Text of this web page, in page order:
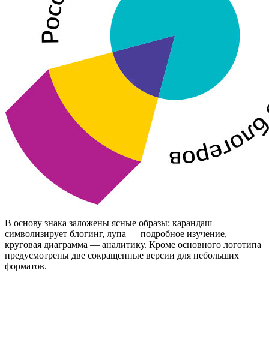
В основу знака заложены ясные образы: карандаш
символизирует блогинг, лупа — подробное изучение,
круговая диаграмма — аналитику. Кроме основного логотипа
предусмотрены две сокращенные версии для небольших
форматов.